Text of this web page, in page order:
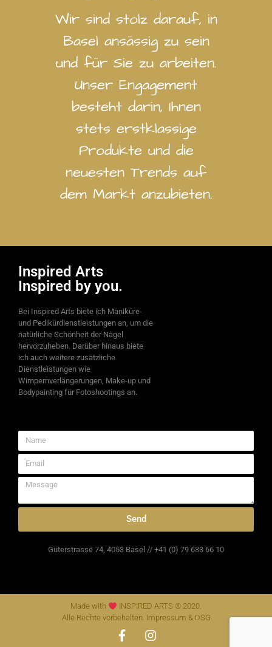
Wir sind stolz darauf, in
Basel ansässig zu sein
und für Sie zu arbeiten.
Unser Engagement
besteht darin, Ihnen
stets erstklassige
Produkte und die
neuesten Trends auf
dem Markt anzubieten.
Inspired Arts
Inspired by you.
Bei Inspired Arts biete ich Maniküre-
und Pedikürdienstleistungen an, um die
natürliche Schönheit der Nägel
hervorzuheben. Darüber hinaus biete
ich auch weitere zusätzliche
Dienstleistungen wie
Wimpernverlängerungen, Make-up und
Bodypainting für Fotoshootings an.
Send
Güterstrasse 74, 4053 Basel // +41 (0) 79 633 66 10
Made with
INSPIRED ARTS ® 2020.
Alle Rechte vorbehalten. Impressum & DSG